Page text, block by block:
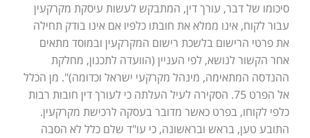
סיכומו של דבר, עורך דין, המתבקש לעשות עיסקת מקרקעין
עבור לקוח, אינו ממלא את חובתו כלפיו אם אינו בודק תחילה
את פרטי הרישום בלשכת רישום המקרקעין ובמוסד מתאים
אחר הקשור לנושא, לפי העניין (הוועדה לתכנון, מחלקת
ההנדסה המתאימה, מינהל מקרקעי ישראל וכדומה)". מן הכלל
אל הפרט 75. הסקירה לעיל העלתה כי לעורך דין חובות רבות
כלפי לקוחו, בפרט כאשר מדובר בעסקה לרכישת מקרקעין.
התובע טען, בראש ובראשונה, כי עו"ד שלם כלל לא הסבה